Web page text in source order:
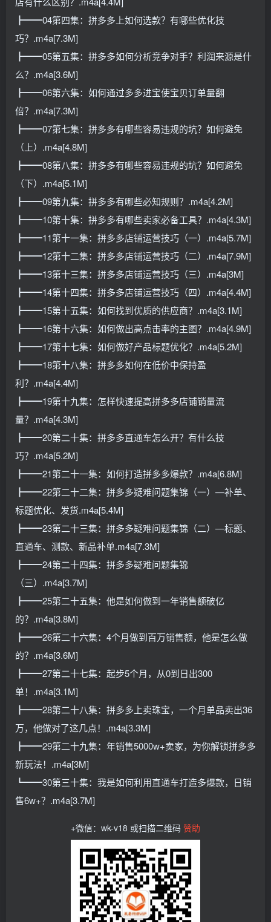
┣━━04第四集：拼多多上如何选款？有哪些优化技
巧？.m4a[7.3M]
┣━━05第五集：拼多多如何分析竞争对手？利润来源是什
么？.m4a[3.6M]
┣━━06第六集：如何通过多多进宝使宝贝订单量翻
倍？.m4a[7.3M]
┣━━07第七集：拼多多有哪些容易违规的坑？如何避免
（上）.m4a[4.8M]
┣━━08第八集：拼多多有哪些容易违规的坑？如何避免
（下）.m4a[5.1M]
┣━━09第九集：拼多多有哪些必知规则？.m4a[4.2M]
┣━━10第十集：拼多多有哪些卖家必备工具？.m4a[4.3M]
┣━━11第十一集：拼多多店铺运营技巧（一）.m4a[5.7M]
┣━━12第十二集：拼多多店铺运营技巧（二）.m4a[7.9M]
┣━━13第十三集：拼多多店铺运营技巧（三）.m4a[3M]
┣━━14第十四集：拼多多店铺运营技巧（四）.m4a[4.4M]
┣━━15第十五集：如何找到优质的供应商？.m4a[3.1M]
┣━━16第十六集：如何做出高点击率的主图？.m4a[4.9M]
┣━━17第十七集：如何做好产品标题优化？.m4a[5.2M]
┣━━18第十八集：拼多多如何在低价中保持盈
利？.m4a[4.4M]
┣━━19第十九集：怎样快速提高拼多多店铺销量流
量？.m4a[4.3M]
┣━━20第二十集：拼多多直通车怎么开？有什么技
巧？.m4a[5.2M]
┣━━21第二十一集：如何打造拼多多爆款？.m4a[6.8M]
┣━━22第二十二集：拼多多疑难问题集锦（一）—补单、
标题优化、发货.m4a[5.4M]
┣━━23第二十三集：拼多多疑难问题集锦（二）—标题、
直通车、测款、新品补单.m4a[7.3M]
┣━━24第二十四集：拼多多疑难问题集锦
（三）.m4a[3.7M]
┣━━25第二十五集：他是如何做到一年销售额破亿
的？.m4a[3.8M]
┣━━26第二十六集：4个月做到百万销售额，他是怎么做
的？.m4a[3.6M]
┣━━27第二十七集：起步5个月，从0到日出300
单！.m4a[3.1M]
┣━━28第二十八集：拼多多上卖珠宝，一个月单品卖出36
万，他做对了这几点！.m4a[3.3M]
┣━━29第二十九集：年销售5000w+卖家，为你解锁拼多多
新玩法！.m4a[3M]
┗━━30第三十集：我是如何利用直通车打造多爆款，日销
售6w+？.m4a[3.7M]
+微信：wk-v18 或扫描二维码 赞助